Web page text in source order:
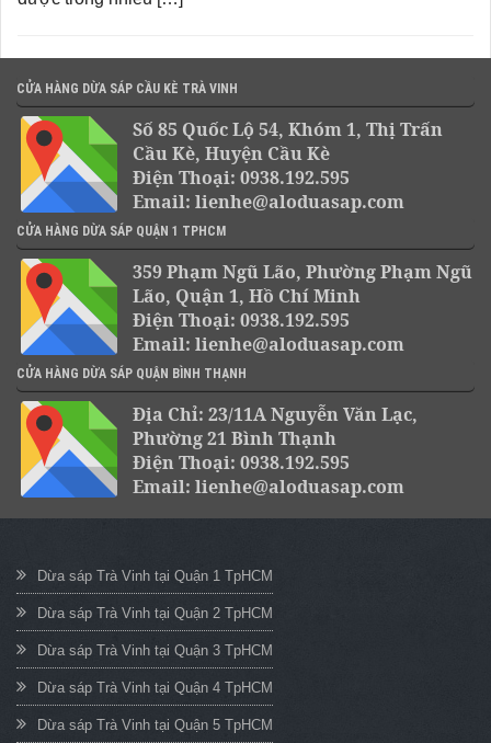
CỬA HÀNG DỪA SÁP CẦU KÈ TRÀ VINH
Số 85 Quốc Lộ 54, Khóm 1, Thị Trấn
Cầu Kè, Huyện Cầu Kè
Điện Thoại: 0938.192.595
Email: lienhe@aloduasap.com
CỬA HÀNG DỪA SÁP QUẬN 1 TPHCM
359 Phạm Ngũ Lão, Phường Phạm Ngũ
Lão, Quận 1, Hồ Chí Minh
Điện Thoại: 0938.192.595
Email: lienhe@aloduasap.com
CỬA HÀNG DỪA SÁP QUẬN BÌNH THẠNH
Địa Chỉ: 23/11A Nguyễn Văn Lạc,
Phường 21 Bình Thạnh
Điện Thoại: 0938.192.595
Email: lienhe@aloduasap.com
Dừa sáp Trà Vinh tại Quận 1 TpHCM
Dừa sáp Trà Vinh tại Quận 2 TpHCM
Dừa sáp Trà Vinh tại Quận 3 TpHCM
Dừa sáp Trà Vinh tại Quận 4 TpHCM
Dừa sáp Trà Vinh tại Quận 5 TpHCM